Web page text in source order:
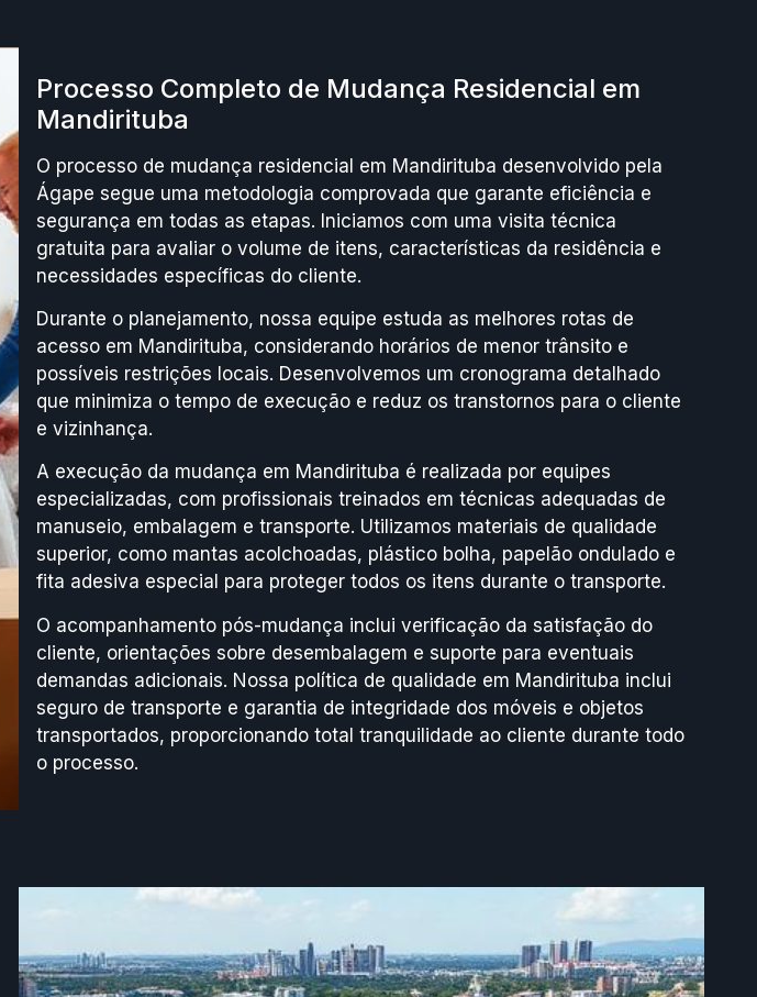
Processo Completo de Mudança Residencial em
Mandirituba
O processo de mudança residencial em Mandirituba desenvolvido pela
Ágape segue uma metodologia comprovada que garante eficiência e
segurança em todas as etapas. Iniciamos com uma visita técnica
gratuita para avaliar o volume de itens, características da residência e
necessidades específicas do cliente.
Durante o planejamento, nossa equipe estuda as melhores rotas de
acesso em Mandirituba, considerando horários de menor trânsito e
possíveis restrições locais. Desenvolvemos um cronograma detalhado
que minimiza o tempo de execução e reduz os transtornos para o cliente
e vizinhança.
A execução da mudança em Mandirituba é realizada por equipes
especializadas, com profissionais treinados em técnicas adequadas de
manuseio, embalagem e transporte. Utilizamos materiais de qualidade
superior, como mantas acolchoadas, plástico bolha, papelão ondulado e
fita adesiva especial para proteger todos os itens durante o transporte.
O acompanhamento pós-mudança inclui verificação da satisfação do
cliente, orientações sobre desembalagem e suporte para eventuais
demandas adicionais. Nossa política de qualidade em Mandirituba inclui
seguro de transporte e garantia de integridade dos móveis e objetos
transportados, proporcionando total tranquilidade ao cliente durante todo
o processo.